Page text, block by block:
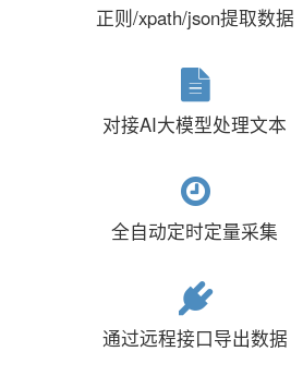
正则/xpath/json提取数据
对接AI大模型处理文本
全自动定时定量采集
通过远程接口导出数据